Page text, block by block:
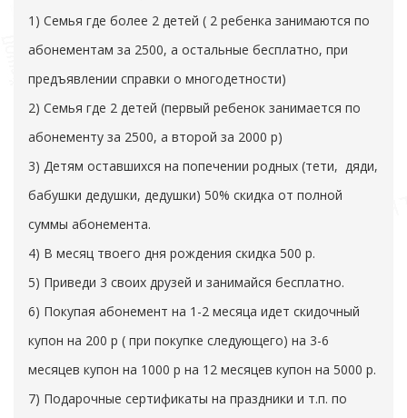
1) Семья где более 2 детей ( 2 ребенка занимаются по
абонементам за 2500, а остальные бесплатно, при
предъявлении справки о многодетности)
2) Семья где 2 детей (первый ребенок занимается по
абонементу за 2500, а второй за 2000 р)
3) Детям оставшихся на попечении родных (тети, дяди,
бабушки дедушки, дедушки) 50% скидка от полной
суммы абонемента.
4) В месяц твоего дня рождения скидка 500 р.
5) Приведи 3 своих друзей и занимайся бесплатно.
6) Покупая абонемент на 1-2 месяца идет скидочный
купон на 200 р ( при покупке следующего) на 3-6
месяцев купон на 1000 р на 12 месяцев купон на 5000 р.
7) Подарочные сертификаты на праздники и т.п. по